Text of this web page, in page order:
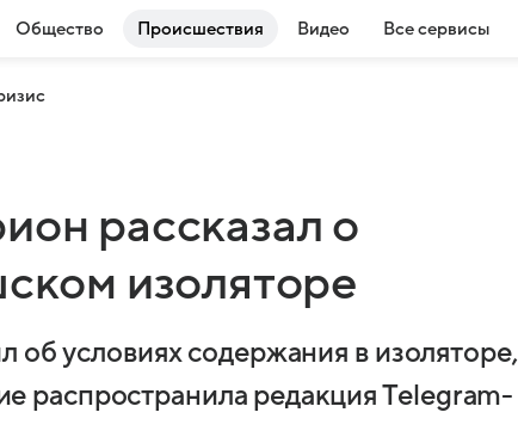
Общество Происшествия Видео Все сервисы
рассказал о
изоляторе
условиях содержания в изоляторе,
распространила редакция Telegram-